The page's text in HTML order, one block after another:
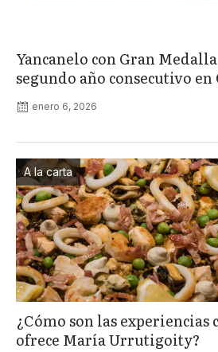
Yancanelo con Gran
segundo año consecutivo
enero 6, 2026
A la carta
¿Cómo son las
ofrece María Urrutigoity?